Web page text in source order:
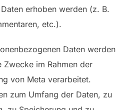
erhoben werden (z. B.
etc.).
Daten werden
im Rahmen der
von Meta verarbeitet.
zum Umfang der Daten, zu